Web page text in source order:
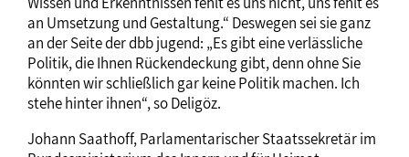
an Umsetzung und Gestaltung.“ Deswegen sei sie ganz
an der Seite der dbb jugend: „Es gibt eine verlässliche
Politik, die Ihnen Rückendeckung gibt, denn ohne Sie
könnten wir schließlich gar keine Politik machen. Ich
stehe hinter ihnen“, so Deligöz.
Johann Saathoff, Parlamentarischer Staatssekretär im